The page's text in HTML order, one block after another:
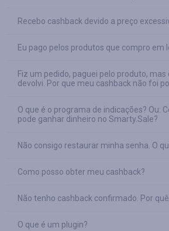
Recebo cashback devido a preço
Eu pago pelos produtos que compro em
Fiz um pedido, paguei pelo produto, mas
devolvi. Por que meu cashback não foi
O que é o programa de indicações? Ou:
pode ganhar dinheiro no Smarty.Sale?
Não consigo restaurar minha senha. O
Como posso obter meu cashback?
Não tenho cashback confirmado. Por
O que é um plugin?